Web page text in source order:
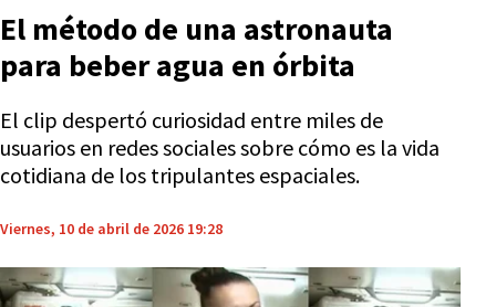
El método de una astronauta
para beber agua en órbita
El clip despertó curiosidad entre miles de
usuarios en redes sociales sobre cómo es la vida
cotidiana de los tripulantes espaciales.
Viernes, 10 de abril de 2026 19:28